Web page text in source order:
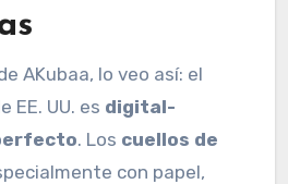
AKubaa, lo veo así: el
EE. UU. es digital-
. Los cuellos de
con papel,